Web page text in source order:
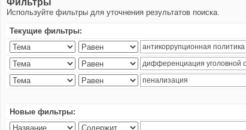
Фильтры
Используйте фильтры для уточнения результатов поиска.
Текущие фильтры:
Новые фильтры: